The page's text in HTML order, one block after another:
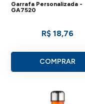
Garrafa Personalizada -
GA7520
R$ 18,76
COMPRAR